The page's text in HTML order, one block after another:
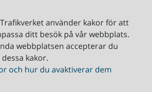
använder kakor för att
ditt besök på vår webbplats.
webbplatsen accepterar du
kakor.
och hur du avaktiverar dem